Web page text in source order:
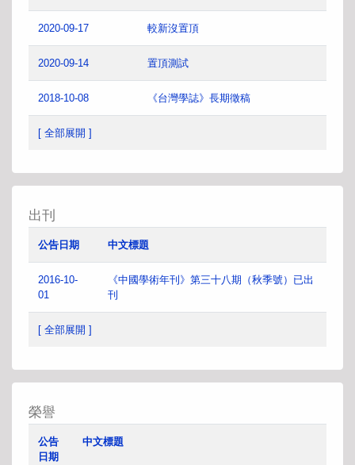
2020-09-17 較新沒置頂
2020-09-14 置頂測試
2018-10-08 《台灣學誌》長期徵稿
[ 全部展開 ]
出刊
公告日期 中文標題
2016-10-
01
《中國學術年刊》第三十八期（秋季號）已出
刊
[ 全部展開 ]
榮譽
公告
日期
中文標題